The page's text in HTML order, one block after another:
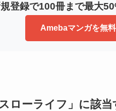
登録で100冊まで最大
Amebaマンガを無
ローライフ」に該